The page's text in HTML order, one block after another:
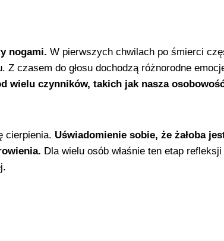
nogami. W pierwszych chwilach po śmierci
czasem do głosu dochodzą różnorodne
wielu czynników, takich jak nasza
cierpienia. Uświadomienie sobie, że żałoba
Dla wielu osób właśnie ten etap